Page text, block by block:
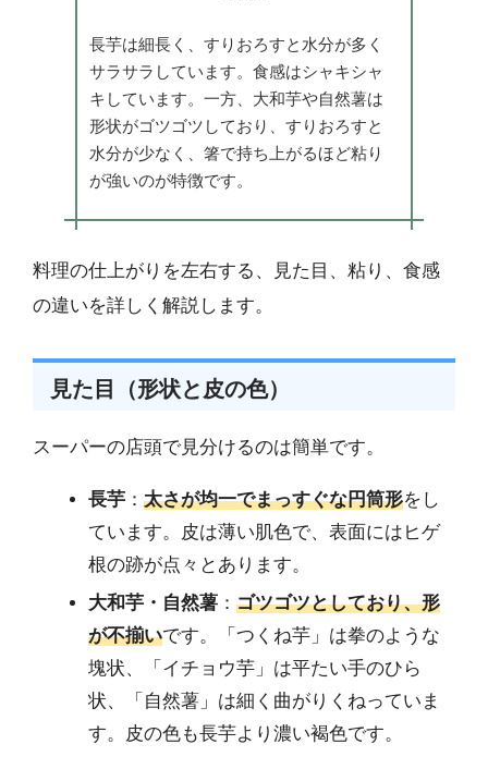
長芋は細長く、すりおろすと水分が多く
サラサラしています。食感はシャキシャ
キしています。一方、大和芋や自然薯は
形状がゴツゴツしており、すりおろすと
水分が少なく、箸で持ち上がるほど粘り
が強いのが特徴です。
料理の仕上がりを左右する、見た目、粘り、食感
の違いを詳しく解説します。
見た目（形状と皮の色）
スーパーの店頭で見分けるのは簡単です。
長芋 ： 太さが均一でまっすぐな円筒形をし
ています。皮は薄い肌色で、表面にはヒゲ
根の跡が点々とあります。
大和芋・自然薯 ： ゴツゴツとしており、形
が不揃いです。「つくね芋」は拳のような
塊状、「イチョウ芋」は平たい手のひら
状、「自然薯」は細く曲がりくねっていま
す。皮の色も長芋より濃い褐色です。